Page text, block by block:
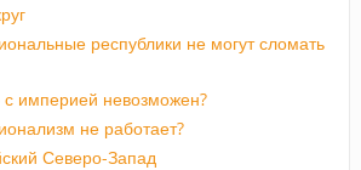
республики не могут сломать
империей невозможен?
не работает?
Северо-Запад